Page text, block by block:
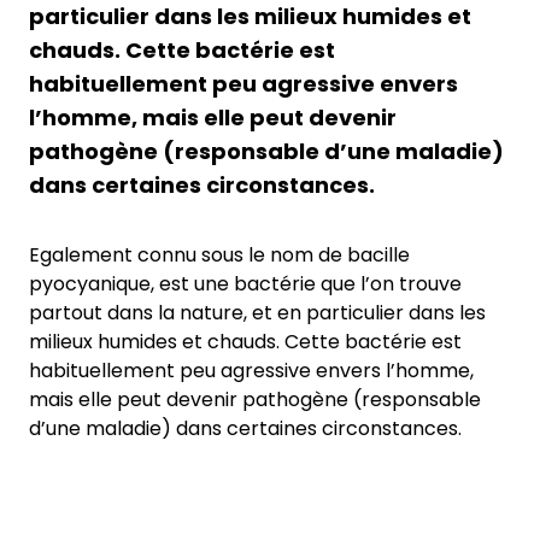
particulier dans les milieux humides et
chauds. Cette bactérie est
habituellement peu agressive envers
l’homme, mais elle peut devenir
pathogène (responsable d’une maladie)
dans certaines circonstances.
Egalement connu sous le nom de bacille
pyocyanique, est une bactérie que l’on trouve
partout dans la nature, et en particulier dans les
milieux humides et chauds. Cette bactérie est
habituellement peu agressive envers l’homme,
mais elle peut devenir pathogène (responsable
d’une maladie) dans certaines circonstances.